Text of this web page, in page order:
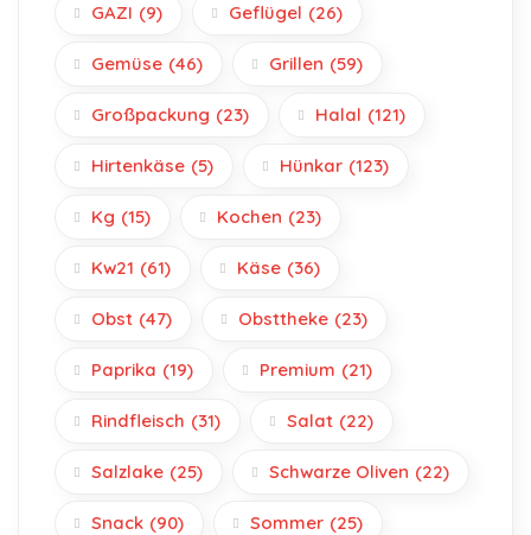
GAZI (9) Geflügel (26)
Gemüse (46) Grillen (59)
Großpackung (23) Halal (121)
Hirtenkäse (5) Hünkar (123)
Kg (15) Kochen (23)
Kw21 (61) Käse (36)
Obst (47) Obsttheke (23)
Paprika (19) Premium (21)
Rindfleisch (31) Salat (22)
Salzlake (25) Schwarze Oliven (22)
Snack (90) Sommer (25)